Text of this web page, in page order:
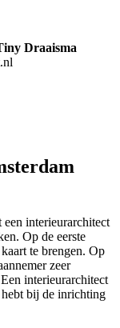
Draaisma
interieurarchitect
Op de eerste
te brengen. Op
zeer
interieurarchitect
bij de inrichting